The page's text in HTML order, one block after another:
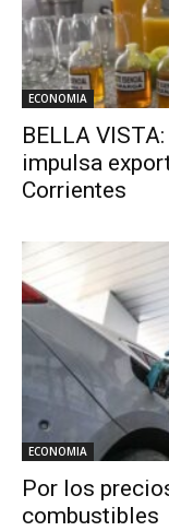
ECONOMIA
BELLA
impulsa
Corrientes
ECONOMIA
Por los
combustibles